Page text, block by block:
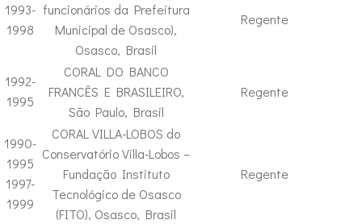
1993-
1998
funcionários da Prefeitura
Municipal de Osasco),
Osasco, Brasil
Regente
1992-
1995
CORAL DO BANCO
FRANCÊS E BRASILEIRO,
São Paulo, Brasil
Regente
1990-
1995
1997-
1999
CORAL VILLA-LOBOS do
Conservatório Villa-Lobos –
Fundação Instituto
Tecnológico de Osasco
(FITO), Osasco, Brasil
Regente